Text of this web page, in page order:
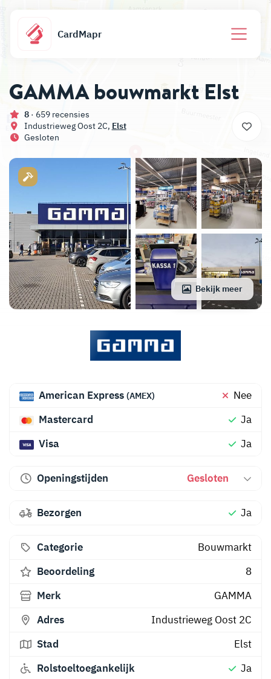
CardMapr
GAMMA bouwmarkt Elst
8 · 659 recensies
Industrieweg Oost 2C, Elst
Gesloten
Bekijk meer
American Express (AMEX)
Nee
Mastercard
Ja
Visa
Ja
Openingstijden Gesloten
Bezorgen Ja
Categorie
Bouwmarkt
Beoordeling
8
Merk
GAMMA
Adres
Industrieweg Oost 2C
Stad
Elst
Rolstoeltoegankelijk
Ja